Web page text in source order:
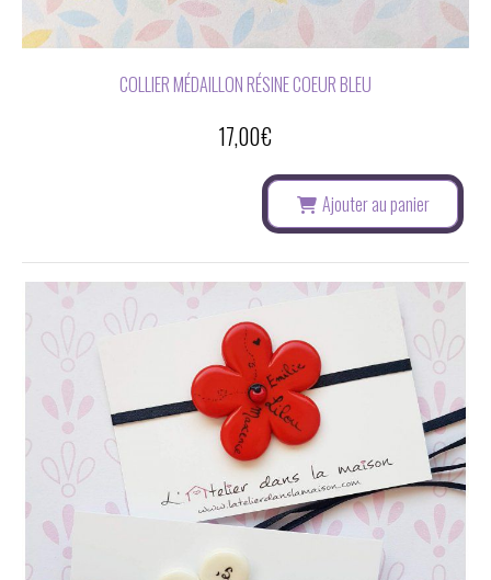
COLLIER MÉDAILLON RÉSINE COEUR BLEU
17,00€
Ajouter au panier